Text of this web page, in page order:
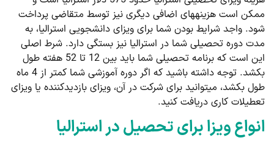
ممکن است هزینه­های اضافی دیگری نیز توسط متقاضی پرداخت
شود. واجد شرایط بودن شما برای ویزای دانشجویی استرالیا، به
مدت دوره تحصیلی شما در استرالیا نیز بستگی دارد. شرط اصلی
این است که برنامه تحصیلی شما باید بین 12 تا 52 هفته طول
بکشد. توجه داشته باشید که اگر دوره آموزشی شما کمتر از 4 ماه
طول بکشد، می­توانید برای شرکت در آن، ویزای بازدیدکننده یا ویزای
تعطیلات کاری دریافت کنید.
انواع ویزا برای تحصیل در استرالیا